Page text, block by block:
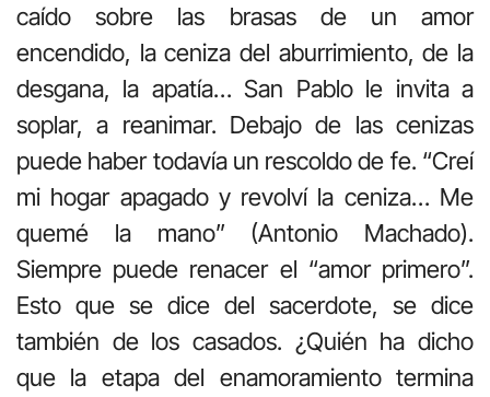
caído sobre las brasas de un amor
encendido, la ceniza del aburrimiento, de la
desgana, la apatía… San Pablo le invita a
soplar, a reanimar. Debajo de las cenizas
puede haber todavía un rescoldo de fe. “Creí
mi hogar apagado y revolví la ceniza… Me
quemé la mano” (Antonio Machado).
Siempre puede renacer el “amor primero”.
Esto que se dice del sacerdote, se dice
también de los casados. ¿Quién ha dicho
que la etapa del enamoramiento termina